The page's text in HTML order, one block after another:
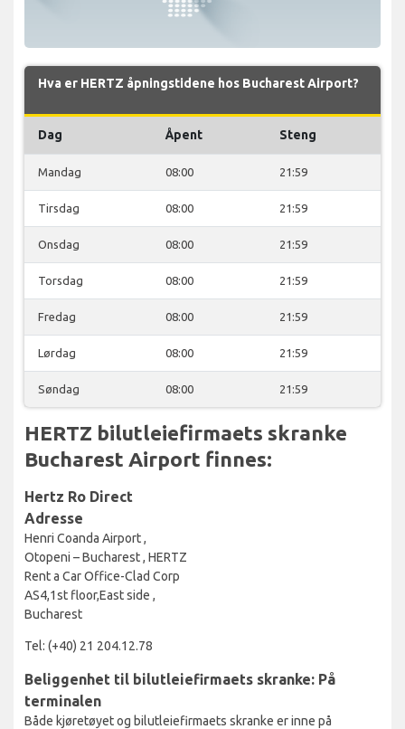
Hva er HERTZ åpningstidene hos Bucharest Airport?
Dag Åpent Steng
Mandag 08:00 21:59
Tirsdag 08:00 21:59
Onsdag 08:00 21:59
Torsdag 08:00 21:59
Fredag 08:00 21:59
Lørdag 08:00 21:59
Søndag 08:00 21:59
HERTZ bilutleiefirmaets skranke
Bucharest Airport finnes:
Hertz Ro Direct
Adresse
Henri Coanda Airport ,
Otopeni – Bucharest , HERTZ
Rent a Car Office-Clad Corp
AS4,1st floor,East side ,
Bucharest
Tel: (+40) 21 204.12.78
Beliggenhet til bilutleiefirmaets skranke: På
terminalen
Både kjøretøyet og bilutleiefirmaets skranke er inne på